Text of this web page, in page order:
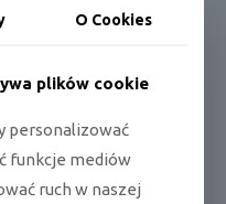
-25 ~ 30 °C
-15 ~ 50 °C
O Cookies
plików cookie
personalizować
funkcje mediów
ruch w naszej